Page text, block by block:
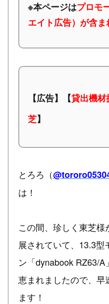
※本ページはプロモ
エイト広告）が含ま
【広告】【貸出機材
芝】
とろろ（
は！
この間、珍しく東芝
展されていて、13.3型
ン「dynabook RZ63/
恵まれましたので、早
ます！